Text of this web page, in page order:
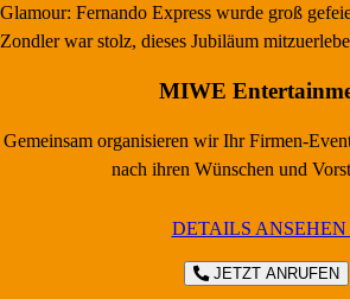
Glamour: Fernando Express wurde groß
Zondler war stolz, dieses Jubiläum
MIWE
Gemeinsam organisieren wir Ihr Firmen-
nach ihren Wünschen und
DETAILS ANSEHEN
JETZT ANRUFEN